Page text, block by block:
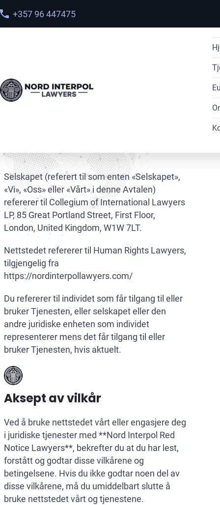
+357 96 447475
Home
Selskapet (referert til som enten «Selskapet»,
«Vi», «Oss» eller «Vårt» i denne Avtalen)
refererer til Collegium of International Lawyers
LP, 85 Great Portland Street, First Floor,
London, United Kingdom, W1W 7LT.
Nettstedet refererer til Human Rights Lawyers,
tilgjengelig fra
https://nordinterpollawyers.com/
Du refererer til individet som får tilgang til eller
bruker Tjenesten, eller selskapet eller den
andre juridiske enheten som individet
representerer mens det får tilgang til eller
bruker Tjenesten, hvis aktuelt.
Aksept av vilkår
Ved å bruke nettstedet vårt eller engasjere deg
i juridiske tjenester med **Nord Interpol Red
Notice Lawyers**, bekrefter du at du har lest,
forstått og godtar disse vilkårene og
betingelsene. Hvis du ikke godtar noen del av
disse vilkårene, må du umiddelbart slutte å
bruke nettstedet vårt og tjenestene.